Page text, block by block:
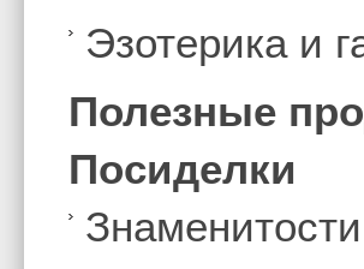
Эзотерика и
Полезные
Посиделки
Знаменитости